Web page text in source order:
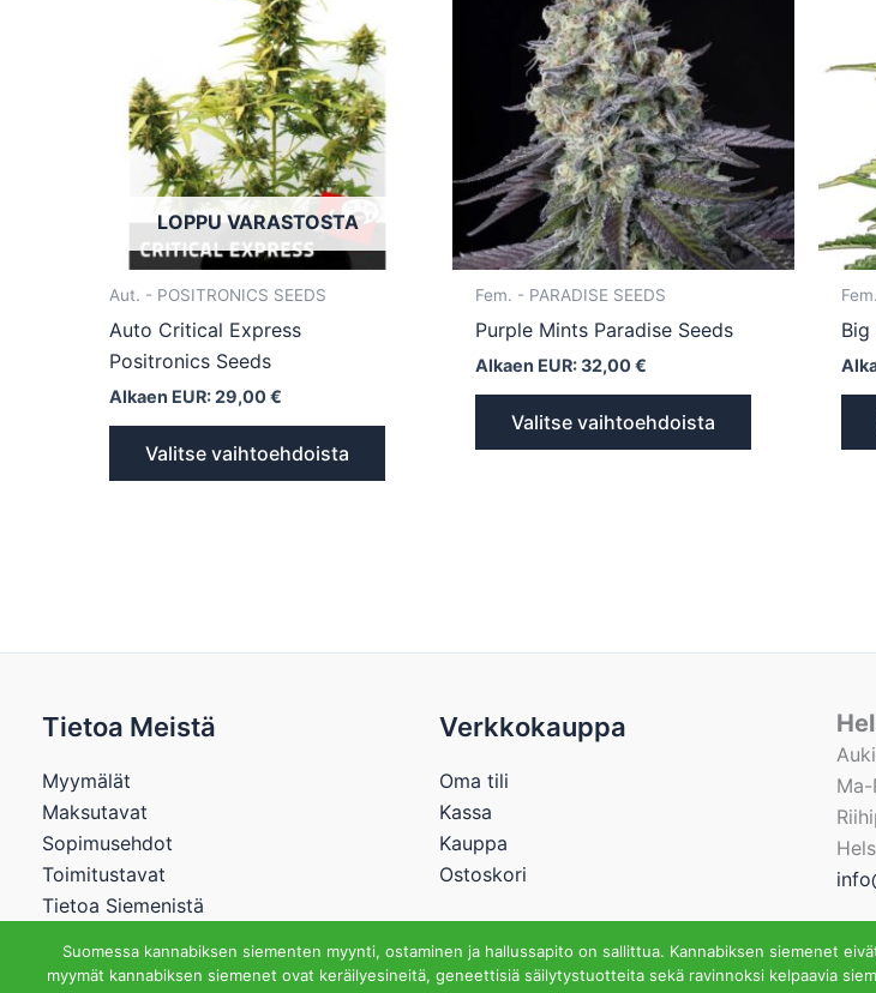
LOPPU VARASTOSTA
Aut. - POSITRONICS SEEDS
Auto Critical Express
Positronics Seeds
Alkaen EUR:29,00€
Valitse vaihtoehdoista
useampi
Voit
tehdä
Fem. - PARADISE SEEDS
Purple Mints Paradise Seeds
Alkaen EUR:32,00€
Valitse vaihtoehdoista
muunnelma.
tehdä
valinnat
tuotteen
sivulla.
Big
Tietoa Meistä
Myymälät
Maksutavat
Sopimusehdot
Toimitustavat
Tietoa Siemenistä
Verkkokauppa
Oma tili
Kassa
Kauppa
Ostoskori
Ma-
Suomessa kannabiksen siementen myynti, ostaminen ja hallussapito on sallittua. Kannabiksen siemenet
myymät kannabiksen siemenet ovat keräilyesineitä, geneettisiä säilytystuotteita sekä ravinnoksi kelpaavia